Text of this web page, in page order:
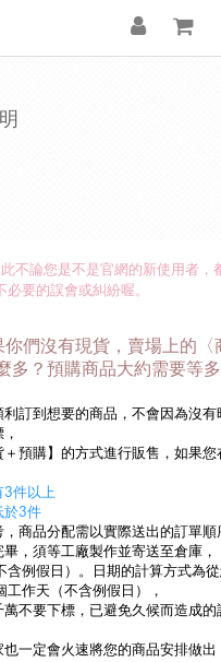
不論您是不是官網的新使用者，
要的誤會或糾紛喔。
們沒有現貨，賣場上的〈
多？預購商品大約需要等多
訂到想要的商品，不會因為沒有
預購】的方式進行販售，如果您
3件以上
於3件
商品分配需以實際送出的訂單順
，須等工廠製作並寄送至倉庫，
例假日）。日期的計算方式為
工作天（不含例假日），
不要下標，已避免久候而造成的
一定會火速將您的商品安排做出